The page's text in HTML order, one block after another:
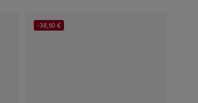
-38,50 €